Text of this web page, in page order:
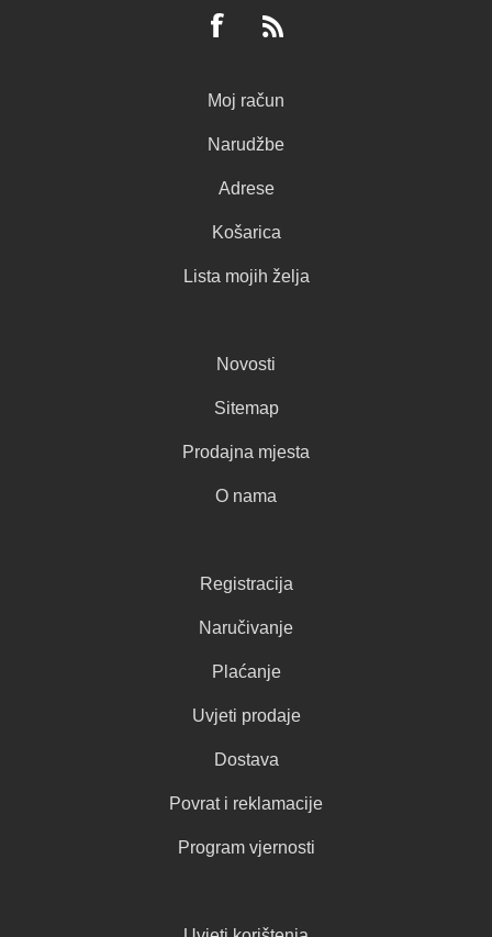
Moj račun
Narudžbe
Adrese
Košarica
Lista mojih želja
Novosti
Sitemap
Prodajna mjesta
O nama
Registracija
Naručivanje
Plaćanje
Uvjeti prodaje
Dostava
Povrat i reklamacije
Program vjernosti